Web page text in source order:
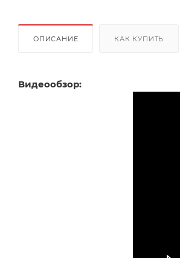
ОПИСАНИЕ КАК КУПИТЬ
Видеообзор: